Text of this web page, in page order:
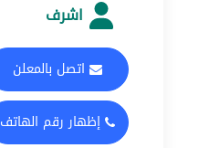
اشرف
اتصل بالمعلن
إظهار رقم الهاتف